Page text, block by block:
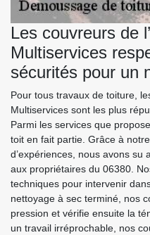
Les couvreurs de
Multiservices
sécurités pour un
Pour tous travaux de toiture,
Multiservices sont les plus
Parmi les services que
toit en fait partie. Grâce à
d’expériences, nous avons su
aux propriétaires du 06380.
techniques pour intervenir
nettoyage à sec terminé, nos
pression et vérifie ensuite la
un travail irréprochable, nos